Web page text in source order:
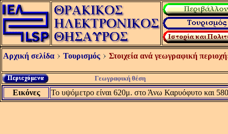
Αρχική σελίδα Τουρισμός Στοιχεία ανά γεωγραφική
Γεωγραφική θέση
Εικόνες Το υψόμετρο είναι 620μ. στο Άνω Καρυόφυτο και